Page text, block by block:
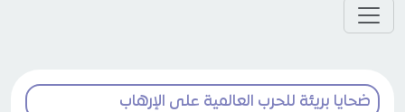
ضحايا بريئة للحرب العالمية على الإرهاب